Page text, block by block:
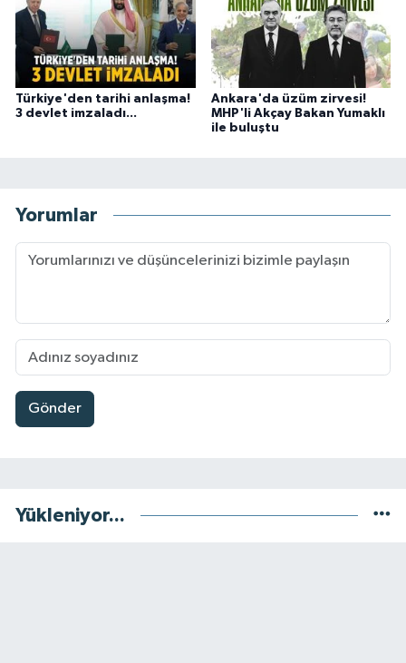
Türkiye'den tarihi anlaşma!
3 devlet imzaladı...
Ankara'da üzüm zirvesi!
MHP'li Akçay Bakan Yumaklı
ile buluştu
Yorumlar
Gönder
Yükleniyor...